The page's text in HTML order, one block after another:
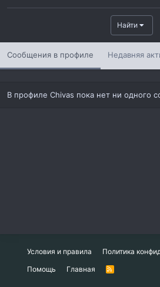
Найти
Сообщения в профиле Недавняя
В профиле Chivas пока нет ни одного
Условия и правила
Политика
Помощь
Главная
R